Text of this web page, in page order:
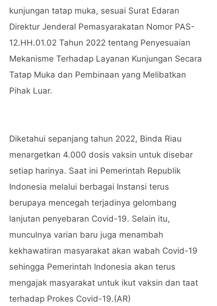
kunjungan tatap muka, sesuai Surat Edaran
Direktur Jenderal Pemasyarakatan Nomor PAS-
12.HH.01.02 Tahun 2022 tentang Penyesuaian
Mekanisme Terhadap Layanan Kunjungan Secara
Tatap Muka dan Pembinaan yang Melibatkan
Pihak Luar.
Diketahui sepanjang tahun 2022, Binda Riau
menargetkan 4.000 dosis vaksin untuk disebar
setiap harinya. Saat ini Pemerintah Republik
Indonesia melalui berbagai Instansi terus
berupaya mencegah terjadinya gelombang
lanjutan penyebaran Covid-19. Selain itu,
munculnya varian baru juga menambah
kekhawatiran masyarakat akan wabah Covid-19
sehingga Pemerintah Indonesia akan terus
mengajak masyarakat untuk ikut vaksin dan taat
terhadap Prokes Covid-19.(AR)